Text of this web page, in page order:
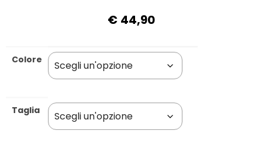
€ 44,90
Colore
Taglia